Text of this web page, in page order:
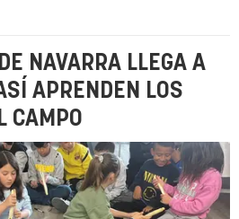
NAVARRA LLEGA A
APRENDEN LOS
CAMPO